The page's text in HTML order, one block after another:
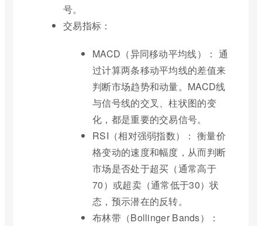
号。
交易指标：
MACD（异同移动平均线）： 通
过计算两条移动平均线的差值来
判断市场趋势和动量。MACD线
与信号线的交叉、柱状图的变
化，都是重要的交易信号。
RSI（相对强弱指数）： 衡量价
格变动的速度和幅度，从而判断
市场是否处于超买（通常高于
70）或超卖（通常低于30）状
态，预示潜在的反转。
布林带（Bollinger Bands）：